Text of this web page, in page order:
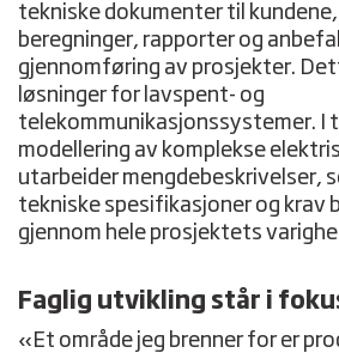
tekniske dokumenter til
beregninger, rapporter og
gjennomføring av prosjekter.
løsninger for lavspent- og
telekommunikasjonssystemer. I
modellering av komplekse
utarbeider mengdebeskrivelser,
tekniske spesifikasjoner og krav
gjennom hele prosjektets
Faglig utvikling står i
«Et område jeg brenner for er